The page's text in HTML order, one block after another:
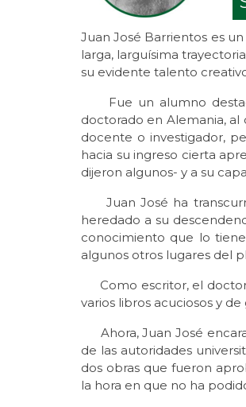
Juan José Barrientos es
larga, larguísima
su evidente talento
Fue un alumno
doctorado en Alemania,
docente o investigador,
hacia su ingreso cierta
dijeron algunos- y a su
Juan José ha
heredado a su
conocimiento que lo
algunos otros lugares del
Como escritor, el doctor
varios libros acuciosos y de
Ahora, Juan José
de las autoridades
dos obras que fueron
la hora en que no ha